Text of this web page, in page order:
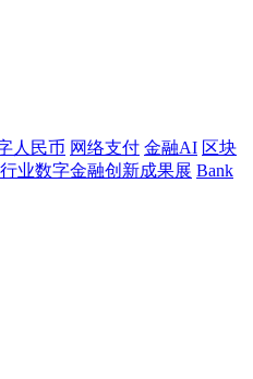
人民币 网络支付 金融AI 区块
业数字金融创新成果展 Bank